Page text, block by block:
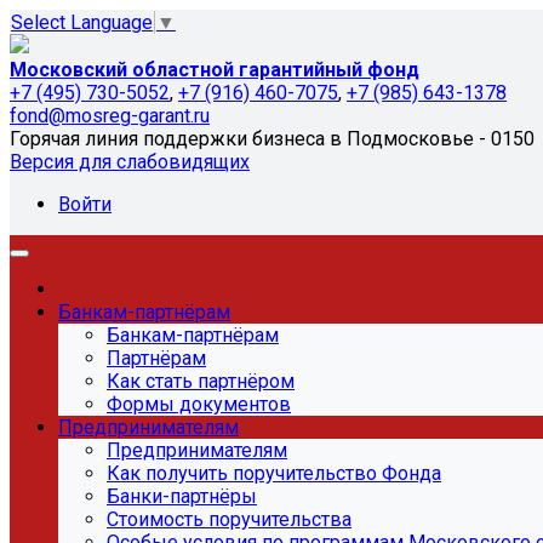
Select Language ▼
Московский областной гарантийный фонд
+7 (495) 730-5052, +7 (916) 460-7075, +7 (985) 643-1378
fond@mosreg-garant.ru
Горячая линия поддержки бизнеса в Подмосковье - 0150
Версия для слабовидящих
Войти
Банкам-партнёрам
Банкам-партнёрам
Партнёрам
Как стать партнёром
Формы документов
Предпринимателям
Предпринимателям
Как получить поручительство Фонда
Банки-партнёры
Стоимость поручительства